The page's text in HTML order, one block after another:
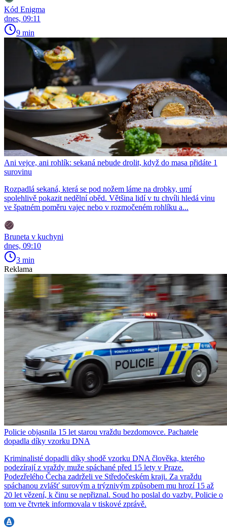
Kód Enigma
dnes, 09:11
9 min
Ani vejce, ani rohlík: sekaná nebude drolit, když do masa přidáte 1
surovinu
Rozpadlá sekaná, která se pod nožem láme na drobky, umí
spolehlivě pokazit nedělní oběd. Většina lidí v tu chvíli hledá vinu
ve špatném poměru vajec nebo v rozmočeném rohlíku a...
Bruneta v kuchyni
dnes, 09:10
3 min
Reklama
Policie objasnila 15 let starou vraždu bezdomovce. Pachatele
dopadla díky vzorku DNA
Kriminalisté dopadli díky shodě vzorku DNA člověka, kterého
podezírají z vraždy muže spáchané před 15 lety v Praze.
Podezřelého Čecha zadrželi ve Středočeském kraji. Za vraždu
spáchanou zvlášť surovým a trýznivým způsobem mu hrozí 15 až
20 let vězení, k činu se nepřiznal. Soud ho poslal do vazby. Policie o
tom ve čtvrtek informovala v tiskové zprávě.